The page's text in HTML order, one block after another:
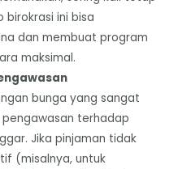
birokrasi ini bisa
dan membuat program
maksimal.
bunga yang sangat
terhadap
Jika pinjaman tidak
(misalnya, untuk